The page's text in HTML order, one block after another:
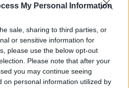
My Personal Information
sale, sharing to third parties, or
or sensitive information for
please use the below opt-out
Please note that after your
you may continue seeing
on personal information utilized by
της ΕΕΔΑ, στην Ολομέλεια
ζητήματα ως προς την
απρόσκοπτη συγκρότηση
Ανεξαρτήτων Αρχών
το κανονιστικό και